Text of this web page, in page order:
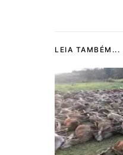
LEIA TAMBÉM...